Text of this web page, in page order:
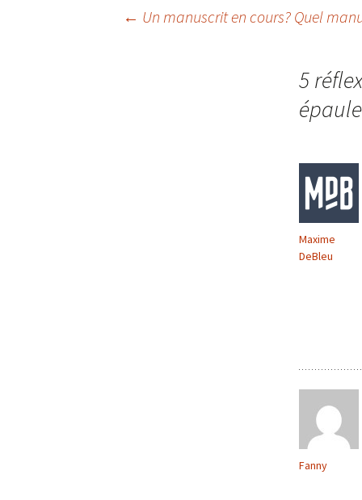
← Un manuscrit en cours? Quel
5
épaule
Maxime
DeBleu
Fanny